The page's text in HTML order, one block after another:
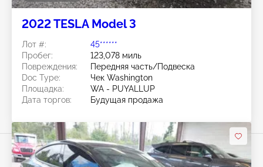
2022 TESLA Model 3
Лот #:
45******
Пробег:
123,078 миль
Повреждения:
Передняя часть/Подвеска
Doc Type:
Чек Washington
Площадка:
WA - PUYALLUP
Дата торгов:
Будущая продажа